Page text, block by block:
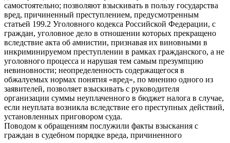
самостоятельно; позволяют взыскивать в пользу государства
вред, причиненный преступлением, предусмотренным
статьей 199.2 Уголовного кодекса Российской Федерации, с
граждан, уголовное дело в отношении которых прекращено
вследствие акта об амнистии, признавая их виновными в
инкриминируемом преступлении в рамках гражданского, а не
уголовного процесса и нарушая тем самым презумпцию
невиновности; неопределенность содержащегося в
обжалуемых нормах понятия «вред», по мнению одного из
заявителей, позволяет взыскивать с руководителя
организации суммы неуплаченного в бюджет налога в случае,
если неуплата возникла вследствие его преступных действий,
установленных приговором суда.
Поводом к обращениям послужили факты взыскания с
граждан в судебном порядке вреда, причиненного